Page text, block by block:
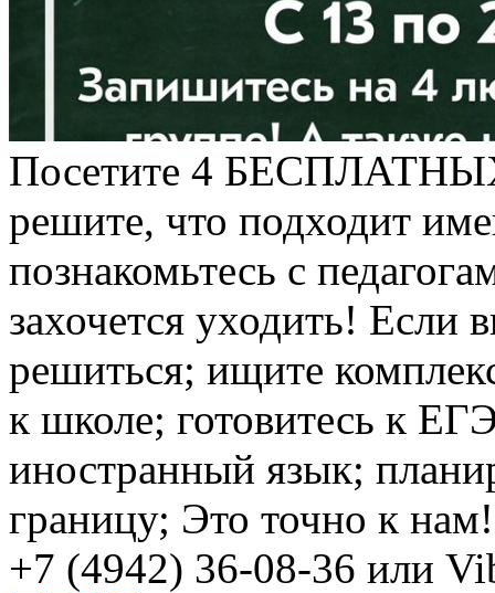
Посетите 4 БЕСПЛАТНЫХ
решите, что подходит
познакомьтесь с
захочется уходить! Если
решиться; ищите
к школе; готовитесь к
иностранный язык;
границу; Это точно к
+7 (4942) 36-08-36 или